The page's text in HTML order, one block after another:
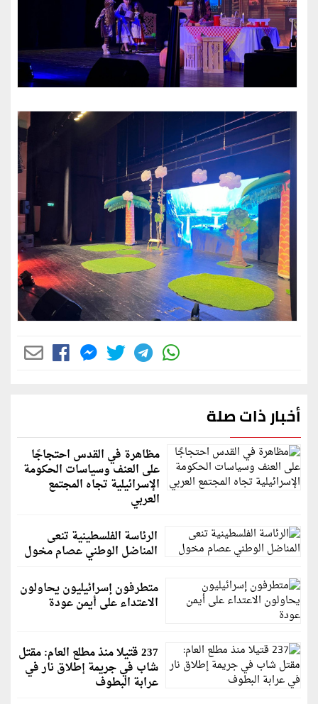
أخبار ذات صلة
مظاهرة في القدس احتجاجًا
على العنف وسياسات الحكومة
الإسرائيلية تجاه المجتمع
العربي
الرئاسة الفلسطينية تنعى
المناضل الوطني عصام مخول
متطرفون إسرائيليون يحاولون
الاعتداء على أيمن عودة
237 قتيلا منذ مطلع العام: مقتل
شاب في جريمة إطلاق نار في
عرابة البطوف